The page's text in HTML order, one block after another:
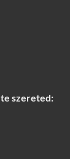
szereted: